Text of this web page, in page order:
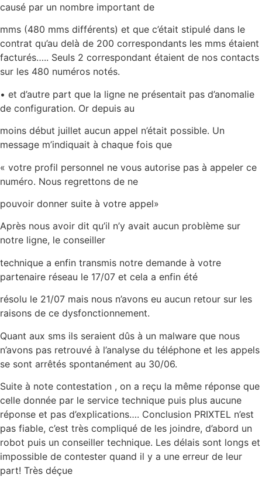
causé par un nombre important de
mms (480 mms différents) et que c’était stipulé dans le
contrat qu’au delà de 200 correspondants les mms étaient
facturés….. Seuls 2 correspondant étaient de nos contacts
sur les 480 numéros notés.
• et d’autre part que la ligne ne présentait pas d’anomalie
de configuration. Or depuis au
moins début juillet aucun appel n’était possible. Un
message m’indiquait à chaque fois que
« votre profil personnel ne vous autorise pas à appeler ce
numéro. Nous regrettons de ne
pouvoir donner suite à votre appel»
Après nous avoir dit qu’il n’y avait aucun problème sur
notre ligne, le conseiller
technique a enfin transmis notre demande à votre
partenaire réseau le 17/07 et cela a enfin été
résolu le 21/07 mais nous n’avons eu aucun retour sur les
raisons de ce dysfonctionnement.
Quant aux sms ils seraient dûs à un malware que nous
n’avons pas retrouvé à l’analyse du téléphone et les appels
se sont arrêtés spontanément au 30/06.
Suite à note contestation , on a reçu la même réponse que
celle donnée par le service technique puis plus aucune
réponse et pas d’explications…. Conclusion PRIXTEL n’est
pas fiable, c’est très compliqué de les joindre, d’abord un
robot puis un conseiller technique. Les délais sont longs et
impossible de contester quand il y a une erreur de leur
part! Très déçue